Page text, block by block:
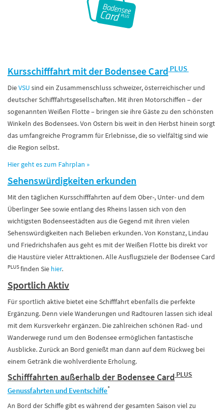
Kursschifffahrt mit der Bodensee Card PLUS
DieVSU sind ein Zusammenschluss schweizer, österreichischer und
deutscher Schifffahrtsgesellschaften. Mit ihren Motorschiffen – der
sogenannten Weißen Flotte – bringen sie ihre Gäste zu den schönsten
Winkeln des Bodensees. Von Ostern bis weit in den Herbst hinein sorgt
das umfangreiche Programm für Erlebnisse, die so vielfältig sind wie
die Region selbst.
Hier geht es zum Fahrplan »
Sehenswürdigkeiten erkunden
Mit den täglichen Kursschifffahrten auf dem Ober-, Unter- und dem
Überlinger See sowie entlang des Rheins lassen sich von den
wichtigsten Bodenseestädten aus die Gegend mit ihren vielen
Sehenswürdigkeiten nach Belieben erkunden. Von Konstanz, Lindau
und Friedrichshafen aus geht es mit der Weißen Flotte bis direkt vor
die Haustüre vieler Attraktionen. Alle Ausflugsziele der Bodensee Card
PLUSfinden Sie hier.
Sportlich Aktiv
Für sportlich aktive bietet eine Schifffahrt ebenfalls die perfekte
Ergänzung. Denn viele Wanderungen und Radtouren lassen sich ideal
mit dem Kursverkehr ergänzen. Die zahlreichen schönen Rad- und
Wanderwege rund um den Bodensee ermöglichen fantastische
Ausblicke. Zurück an Bord genießt man dann auf dem Rückweg bei
einem Getränk die wohlverdiente Erholung.
Schifffahrten außerhalb der Bodensee Card PLUS
Genussfahrten und Eventschiffe*
An Bord der Schiffe gibt es während der gesamten Saison viel zu